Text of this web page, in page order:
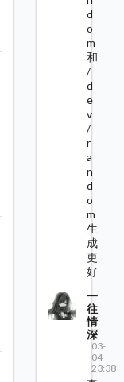
d
o
m
和
/
d
e
v
/
r
a
n
d
o
m
生
成
更
好
一
往
情
深
03-
04
23:38